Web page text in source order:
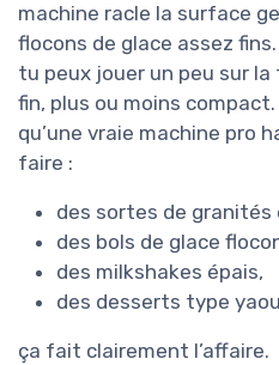
machine racle la surface
flocons de glace assez
tu peux jouer un peu sur
fin, plus ou moins compact.
qu’une vraie machine pro
faire :
des sortes de granités
des bols de glace
des milkshakes épais,
des desserts type
ça fait clairement l’affaire.